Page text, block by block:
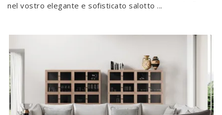
nel vostro elegante e sofisticato salotto ...